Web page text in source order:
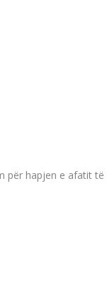
për hapjen e afatit